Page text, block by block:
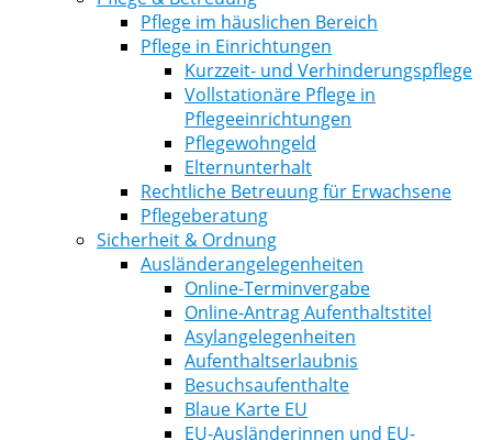
Pflege im häuslichen Bereich
Pflege in Einrichtungen
Kurzzeit- und Verhinderungspflege
Vollstationäre Pflege in
Pflegeeinrichtungen
Pflegewohngeld
Elternunterhalt
Rechtliche Betreuung für Erwachsene
Pflegeberatung
Sicherheit & Ordnung
Ausländerangelegenheiten
Online-Terminvergabe
Online-Antrag Aufenthaltstitel
Asylangelegenheiten
Aufenthaltserlaubnis
Besuchsaufenthalte
Blaue Karte EU
EU-Ausländerinnen und EU-